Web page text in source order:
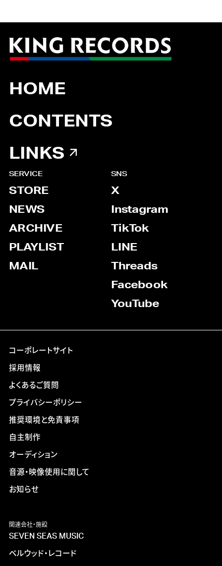
HOME
CONTENTS
LINKS
SERVICE
STORE
NEWS
ARCHIVE
PLAYLIST
MAIL
SNS
X
Instagram
TikTok
LINE
Threads
Facebook
YouTube
コーポレートサイト
採用情報
よくあるご質問
プライバシーポリシー
推奨環境と免責事項
自主制作
オーディション
音源・映像使用に関して
お知らせ
関連会社・施設
SEVEN SEAS MUSIC
ベルウッド・レコード